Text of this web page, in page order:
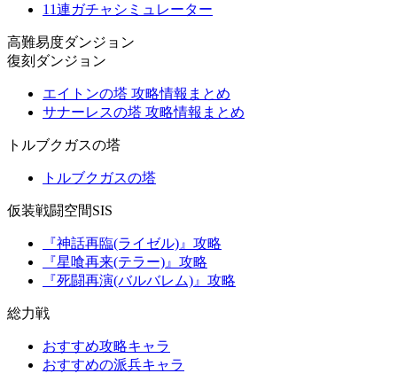
11連ガチャシミュレーター
高難易度ダンジョン
復刻ダンジョン
エイトンの塔 攻略情報まとめ
サナーレスの塔 攻略情報まとめ
トルブクガスの塔
トルブクガスの塔
仮装戦闘空間SIS
『神話再臨(ライゼル)』攻略
『星喰再来(テラー)』攻略
『死闘再演(バルバレム)』攻略
総力戦
おすすめ攻略キャラ
おすすめの派兵キャラ